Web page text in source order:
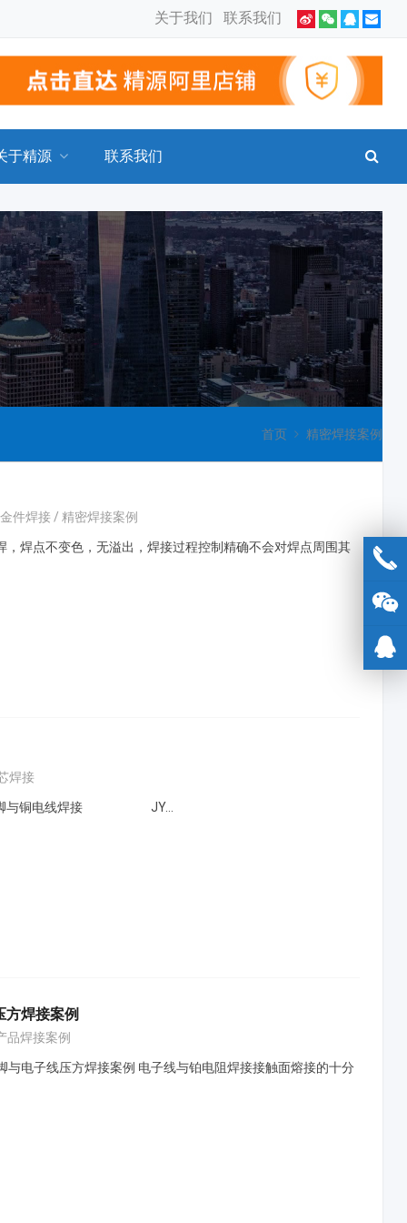
关于我们 联系我们
于精源 联系我们
首页 精密焊接案例
件焊接 / 精密焊接案例
，焊点不变色，无溢出，焊接过程控制精确不会对焊点周围其
焊接
引脚与铜电线焊接 JY…
焊接案例
品焊接案例
与电子线压方焊接案例 电子线与铂电阻焊接接触面熔接的十分